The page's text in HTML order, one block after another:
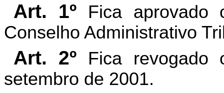
Art. 1º
Fica aprovado
Conselho Administrativo
Art. 2º
Fica
setembro de 2001.